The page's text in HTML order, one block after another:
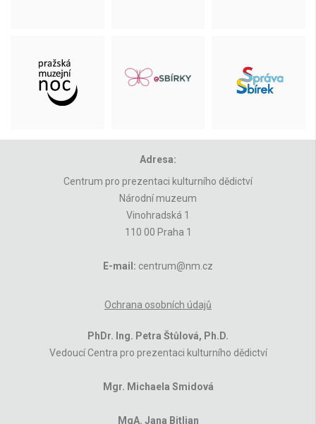
Adresa:
Centrum pro prezentaci kulturního dědictví
Národní muzeum
Vinohradská 1
110 00 Praha 1
E-mail: centrum@nm.cz
Ochrana osobních údajů
PhDr. Ing. Petra Štůlová, Ph.D.
Vedoucí Centra pro prezentaci kulturního dědictví
Mgr. Michaela Smidová
MgA. Jana Bitljan